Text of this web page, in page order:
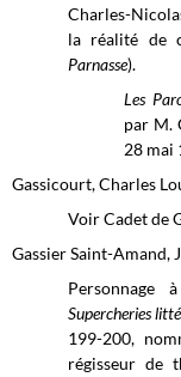
Charles-
la réalité de
Parnasse).
Les
par M.
28 mai
Gassicourt, Charles
Voir Cadet de
Gassier Saint-Amand,
Supercheries
199-200,
régisseur de